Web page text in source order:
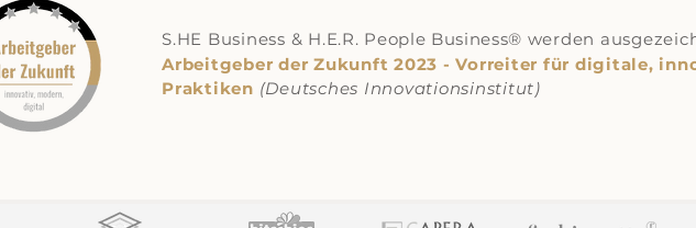
S.HE Business & H.E.R. People Business® werden
Arbeitgeber der Zukunft 2023 - Vorreiter für digitale,
Praktiken (Deutsches Innovationsinstitut)